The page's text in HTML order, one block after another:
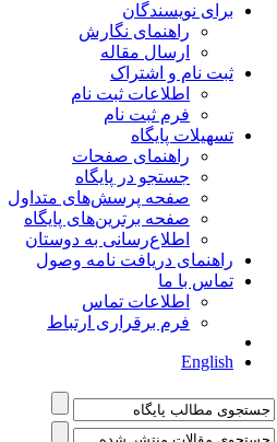
برای نویسندگان
راهنمای نگارش
ارسال مقاله
ثبت نام و اشتراک
اطلاعات ثبت نام
فرم ثبت نام
تسهیلات پایگاه
راهنمای صفحات
جستجو در پایگاه
صفحه پرسش‌های متداول
صفحه برترین‌های پایگاه
اطلاع‌رسانی به دوستان
راهنمای دریافت نامه وصول
تماس با ما
اطلاعات تماس
فرم برقراری ارتباط
English